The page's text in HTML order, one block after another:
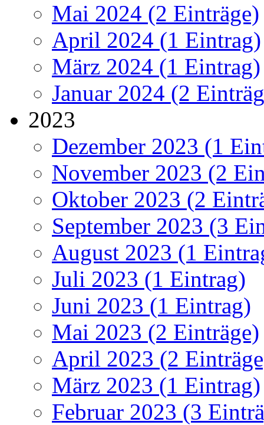
Mai 2024 (2 Einträge)
April 2024 (1 Eintrag)
März 2024 (1 Eintrag)
Januar 2024 (2
2023
Dezember 2023 (1
November 2023 (2
Oktober 2023 (2
September 2023 (3
August 2023 (1
Juli 2023 (1 Eintrag)
Juni 2023 (1 Eintrag)
Mai 2023 (2 Einträge)
April 2023 (2
März 2023 (1 Eintrag)
Februar 2023 (3